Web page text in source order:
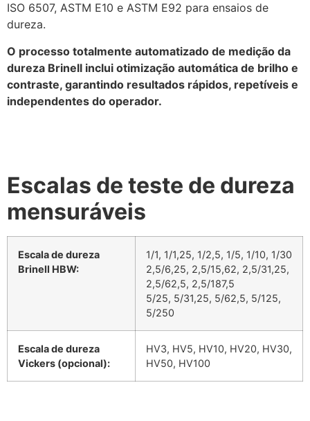
ISO 6507, ASTM E10 e ASTM E92 para ensaios de
dureza.
O processo totalmente automatizado de medição da
dureza Brinell inclui otimização automática de brilho e
contraste, garantindo resultados rápidos, repetíveis e
independentes do operador.
Escalas de teste de dureza
mensuráveis
Escala de dureza
Brinell HBW:
1/1, 1/1,25, 1/2,5, 1/5, 1/10, 1/30
2,5/6,25, 2,5/15,62, 2,5/31,25,
2,5/62,5, 2,5/187,5
5/25, 5/31,25, 5/62,5, 5/125,
5/250
Escala de dureza
Vickers (opcional):
HV3, HV5, HV10, HV20, HV30,
HV50, HV100